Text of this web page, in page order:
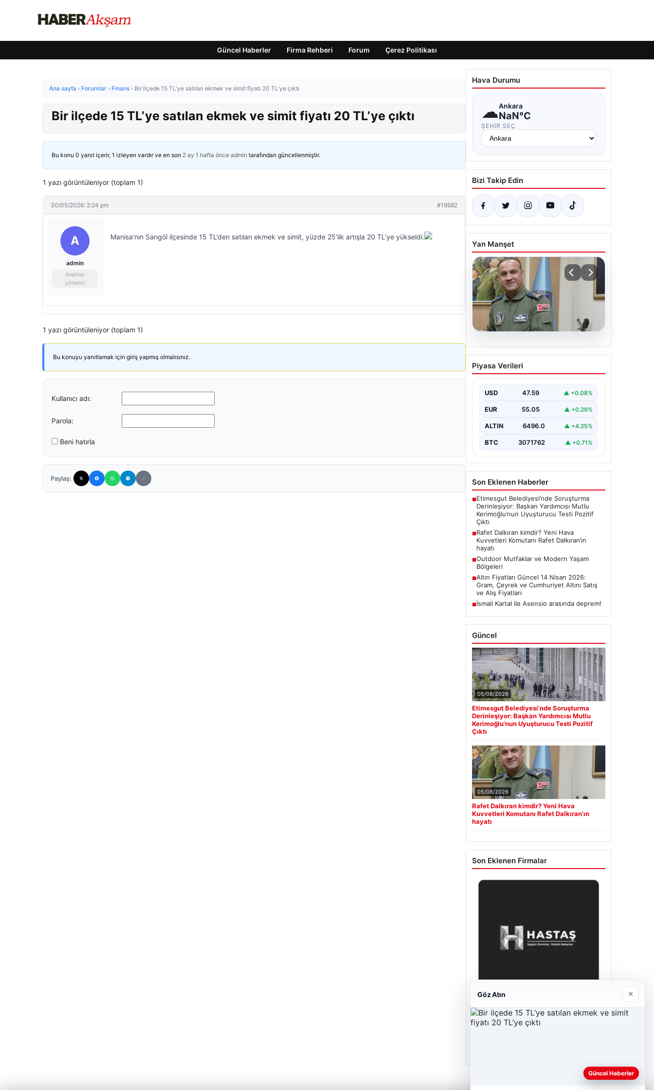
Güncel Haberler Firma Rehberi Forum Çerez Politikası
Ana sayfa › Forumlar › Finans › Bir ilçede 15 TL’ye satılan ekmek ve simit fiyatı 20 TL’ye çıktı
Bir ilçede 15 TL’ye satılan ekmek ve simit fiyatı 20 TL’ye çıktı
Bu konu 0 yanıt içerir, 1 izleyen vardır ve en son 2 ay 1 hafta önce admin tarafından güncellenmiştir.
1 yazı görüntüleniyor (toplam 1)
30/05/2026: 2:24 pm #19582
A
admin
Anahtar
yönetici
Manisa’nın Sarıgöl ilçesinde 15 TL’den satılan ekmek ve simit, yüzde 25’lik artışla 20 TL’ye yükseldi.
1 yazı görüntüleniyor (toplam 1)
Bu konuyu yanıtlamak için giriş yapmış olmalısınız.
Kullanıcı adı:
Parola:
Beni hatırla
Paylaş:
Hava Durumu
☁Ankara
NaN°C
ŞEHIR SEÇ
Bizi Takip Edin
Yan Manşet
05.08.2026
Rafet Dalkıran kimdir?
Yeni Hava Kuvvetleri
hayatı
Piyasa Verileri
USD 47.59 ▲ +0.08%
EUR 55.05 ▲ +0.29%
ALTIN 6496.0 ▲ +4.25%
BTC 3071762 ▲ +0.71%
Son Eklenen Haberler
■Etimesgut Belediyesi’nde Soruşturma
Derinleşiyor: Başkan Yardımcısı Mutlu
Kerimoğlu’nun Uyuşturucu Testi Pozitif
Çıktı
■Rafet Dalkıran kimdir? Yeni Hava
Kuvvetleri Komutanı Rafet Dalkıran’ın
hayatı
■Outdoor Mutfaklar ve Modern Yaşam
Bölgeleri
■Altın Fiyatları Güncel 14 Nisan 2026:
Gram, Çeyrek ve Cumhuriyet Altını Satış
ve Alış Fiyatları
■İsmail Kartal ile Asensio arasında deprem!
Güncel
05/08/2026
Etimesgut Belediyesi’nde Soruşturma
Derinleşiyor: Başkan Yardımcısı Mutlu
Kerimoğlu’nun Uyuşturucu Testi Pozitif
Çıktı
05/08/2026
Rafet Dalkıran kimdir? Yeni Hava
Kuvvetleri Komutanı Rafet Dalkıran’ın
hayatı
Son Eklenen Firmalar
Hastaş Beton
26/05/2026
Göz Atın ×
Güncel Haberler